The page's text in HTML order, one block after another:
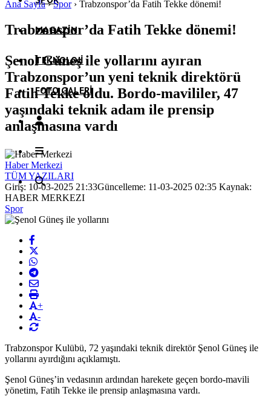
MAGAZIN
TEKNOLOJI
FOTO GALERI
Ana Sayfa›Spor› Trabzonspor’da Fatih Tekke dönemi!
Trabzonspor’da Fatih Tekke dönemi!
Şenol Güneş ile yollarını ayıran
Trabzonspor’un yeni teknik direktörü
Fatih Tekke oldu. Bordo-mavililer, 47
yaşındaki teknik adam ile prensip
anlaşmasına vardı
Haber Merkezi
TÜM YAZILARI
Giriş: 10-03-2025 21:33Güncelleme: 11-03-2025 02:35 Kaynak:
HABER MERKEZI
Spor
+
-
Trabzonspor Kulübü, 72 yaşındaki teknik direktör Şenol Güneş ile
yollarını ayırdığını açıklamıştı.
Şenol Güneş’in vedasının ardından harekete geçen bordo-mavili
yönetim, Fatih Tekke ile prensip anlaşmasına vardı.